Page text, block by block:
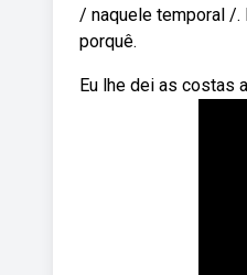
/ naquele temporal /.
porquê.
Eu lhe dei as costas